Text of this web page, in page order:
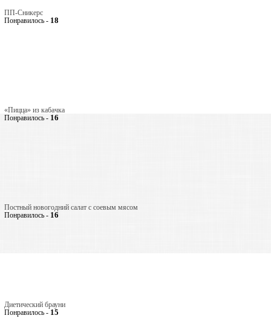
ПП-Сникерс
Понравилось - 18
«Пицца» из кабачка
Понравилось - 16
Постный новогодний салат с соевым мясом
Понравилось - 16
Диетический брауни
Понравилось - 15